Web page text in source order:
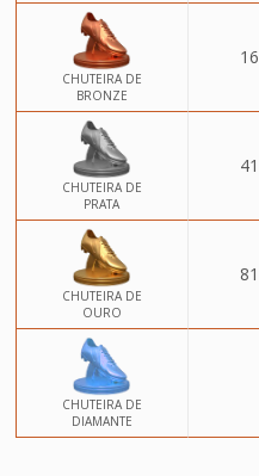
CHUTEIRA DE
BRONZE
CHUTEIRA DE
PRATA
CHUTEIRA DE
OURO
CHUTEIRA DE
DIAMANTE